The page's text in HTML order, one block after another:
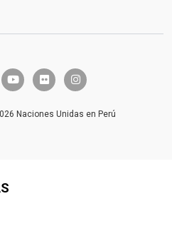
f
youtube flickr instagram
Naciones Unidas en Perú